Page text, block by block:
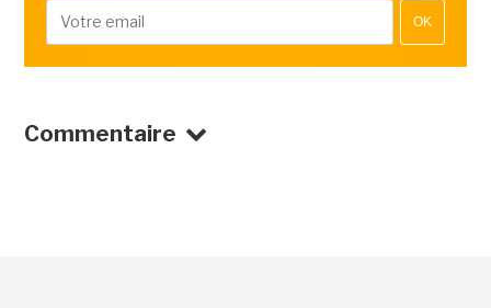
OK
Commentaire